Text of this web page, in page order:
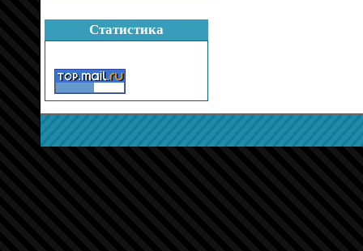
Статистика